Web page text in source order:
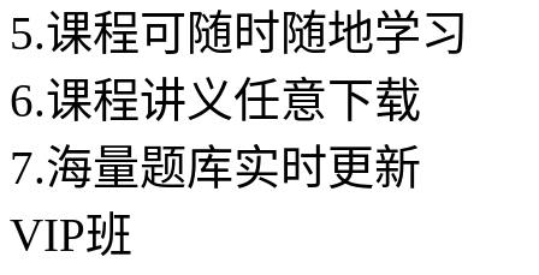
5.课程可随时随地学习
6.课程讲义任意下载
7.海量题库实时更新
VIP班